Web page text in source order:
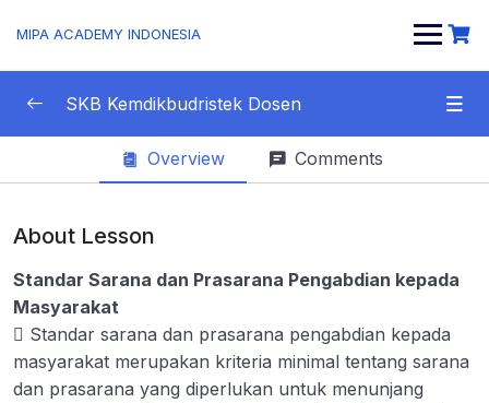
MIPA ACADEMY INDONESIA
Materi SKB CBT
Pengabdian Kepada Masyarakat
0/5
Jabatan Fungsional Akademik Dosen 0/8
Standar Nasional Pendidikan tinggi 0/1
SKB Kemdikbudristek Dosen
Overview Comments
About Lesson
Standar Sarana dan Prasarana Pengabdian kepada
Masyarakat
 Standar sarana dan prasarana pengabdian kepada
masyarakat merupakan kriteria minimal tentang sarana
dan prasarana yang diperlukan untuk menunjang